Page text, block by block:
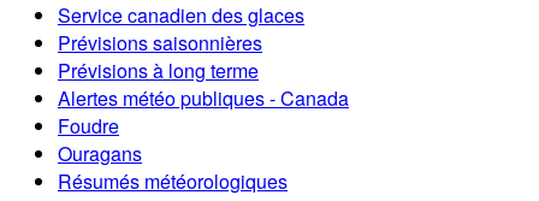
Service canadien des glaces
Prévisions saisonnières
Prévisions à long terme
Alertes météo publiques - Canada
Foudre
Ouragans
Résumés météorologiques